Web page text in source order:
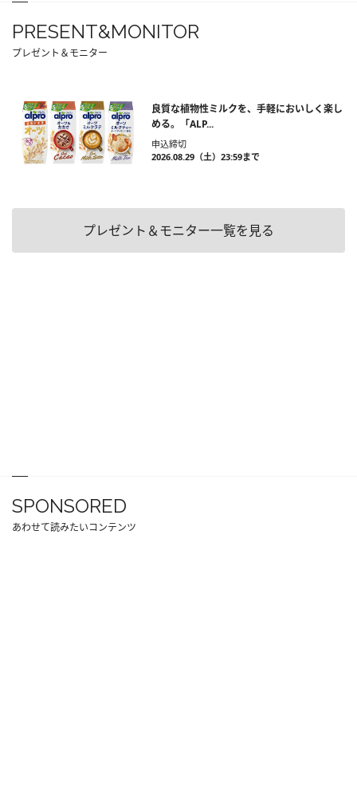
PRESENT&MONITOR
プレゼント＆モニター
良質な植物性ミルクを、手軽においしく楽し
める。「ALP...
申込締切
2026.08.29（土）23:59まで
プレゼント＆モニター一覧を見る
SPONSORED
あわせて読みたいコンテンツ